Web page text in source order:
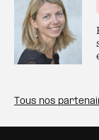
Tous nos